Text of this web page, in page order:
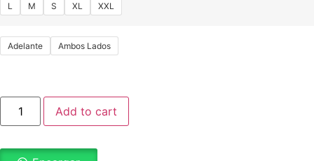
L M S XL XXL
Adelante Ambos Lados
Add to cart